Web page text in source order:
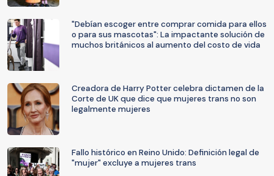
"Debían escoger entre comprar comida para ellos
o para sus mascotas": La impactante solución de
muchos británicos al aumento del costo de vida
Creadora de Harry Potter celebra dictamen de la
Corte de UK que dice que mujeres trans no son
legalmente mujeres
Fallo histórico en Reino Unido: Definición legal de
"mujer" excluye a mujeres trans